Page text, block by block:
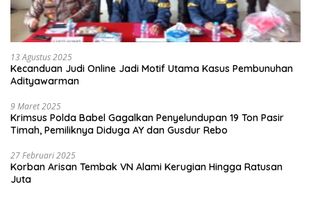
13 Agustus 2025
Kecanduan Judi Online Jadi Motif Utama Kasus Pembunuhan
Adityawarman
9 Maret 2025
Krimsus Polda Babel Gagalkan Penyelundupan 19 Ton Pasir
Timah, Pemiliknya Diduga AY dan Gusdur Rebo
27 Februari 2025
Korban Arisan Tembak VN Alami Kerugian Hingga Ratusan
Juta